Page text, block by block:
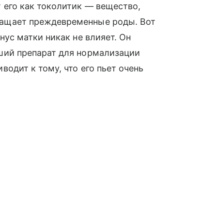
как токолитик — вещество,
преждевременные роды. Вот
матки никак не влияет. Он
препарат для нормализации
к тому, что его пьет очень